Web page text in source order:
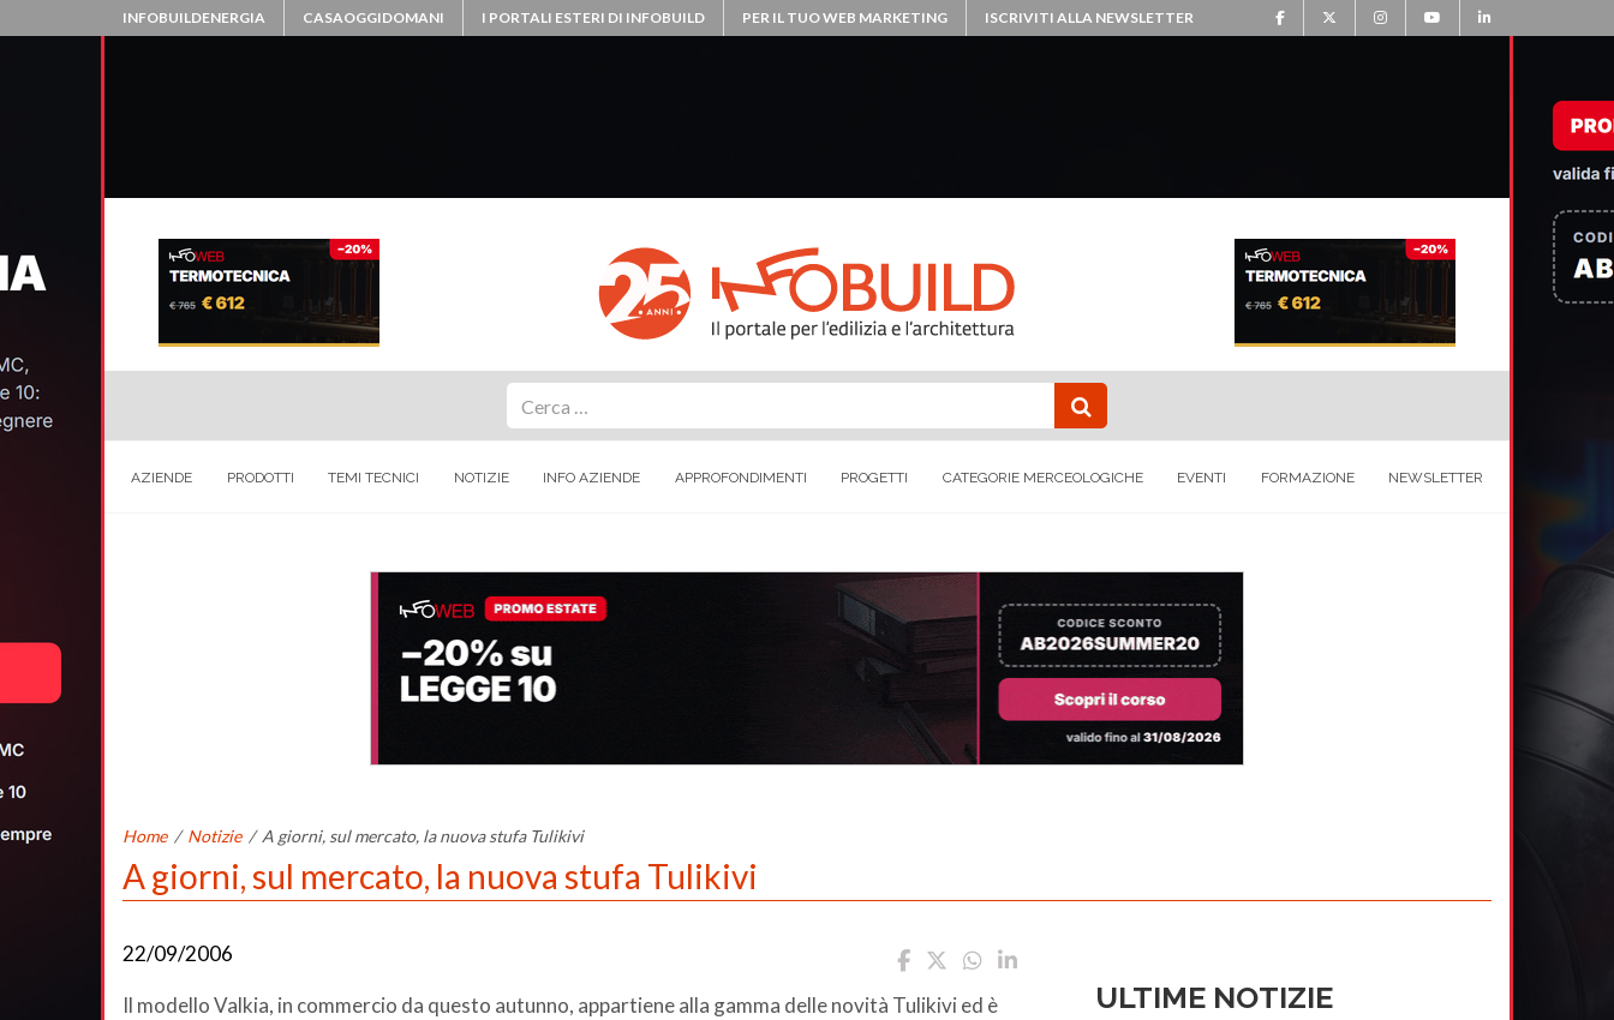
INFOBUILDENERGIA CASAOGGIDOMANI I PORTALI ESTERI DI INFOBUILD PER IL TUO WEB MARKETING ISCRIVITI ALLA NEWSLETTER
AZIENDE PRODOTTI TEMI TECNICI NOTIZIE INFO AZIENDE APPROFONDIMENTI PROGETTI CATEGORIE MERCEOLOGICHE EVENTI FORMAZIONE NEWSLETTER
Home / Notizie / A giorni, sul mercato, la nuova stufa Tulikivi
A giorni, sul mercato, la nuova stufa Tulikivi
22/09/2006
Il modello Valkia, in commercio da questo autunno, appartiene alla gamma delle novità Tulikivi ed è
ULTIME NOTIZIE